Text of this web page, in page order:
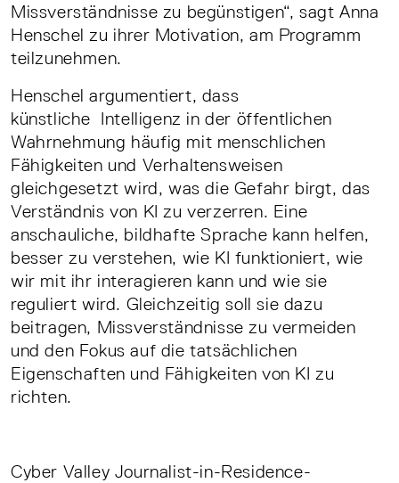
Missverständnisse zu begünstigen“, sagt Anna
Henschel zu ihrer Motivation, am Programm
teilzunehmen.
Henschel argumentiert, dass
künstliche Intelligenz in der öffentlichen
Wahrnehmung häufig mit menschlichen
Fähigkeiten und Verhaltensweisen
gleichgesetzt wird, was die Gefahr birgt, das
Verständnis von KI zu verzerren. Eine
anschauliche, bildhafte Sprache kann helfen,
besser zu verstehen, wie KI funktioniert, wie
wir mit ihr interagieren kann und wie sie
reguliert wird. Gleichzeitig soll sie dazu
beitragen, Missverständnisse zu vermeiden
und den Fokus auf die tatsächlichen
Eigenschaften und Fähigkeiten von KI zu
richten.
Cyber Valley Journalist-in-Residence-